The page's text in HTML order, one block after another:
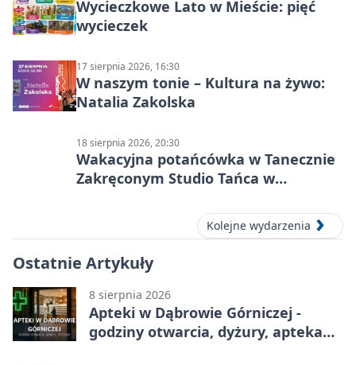
Wycieczkowe Lato w Mieście: pięć
wycieczek
17 sierpnia 2026, 16:30
W naszym tonie – Kultura na żywo:
Natalia Zakolska
18 sierpnia 2026, 20:30
Wakacyjna potańcówka w Tanecznie
Zakręconym Studio Tańca w
Kolejne wydarzenia
Ostatnie Artykuły
8 sierpnia 2026
Apteki w Dąbrowie Górniczej -
godziny otwarcia, dyżury, apteka